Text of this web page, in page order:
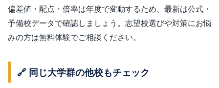
偏差値・配点・倍率は年度で変動するため、最新は公式・
予備校データで確認しましょう。志望校選びや対策にお悩
みの方は無料体験でご相談ください。
🔗 同じ大学群の他校もチェック